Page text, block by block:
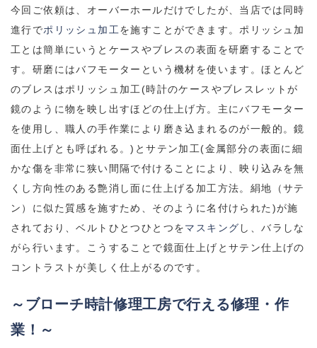
今回ご依頼は、オーバーホールだけでしたが、当店では同時
進行でポリッシュ加工を施すことができます。ポリッシュ加
工とは簡単にいうとケースやブレスの表面を研磨することで
す。研磨にはバフモーターという機材を使います。ほとんど
のブレスはポリッシュ加工(時計のケースやブレスレットが
鏡のように物を映し出すほどの仕上げ方。主にバフモーター
を使用し、職人の手作業により磨き込まれるのが一般的。鏡
面仕上げとも呼ばれる。)とサテン加工(金属部分の表面に細
かな傷を非常に狭い間隔で付けることにより、映り込みを無
くし方向性のある艶消し面に仕上げる加工方法。絹地（サテ
ン）に似た質感を施すため、そのように名付けられた)が施
されており、ベルトひとつひとつをマスキング し、バラしな
がら行います。こうすることで鏡面仕上げとサテン仕上げの
コントラストが美しく仕上がるのです。
～ブローチ時計修理工房で行える修理・作
業！～